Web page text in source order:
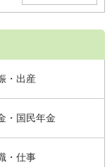
・出産
・国民年金
・仕事